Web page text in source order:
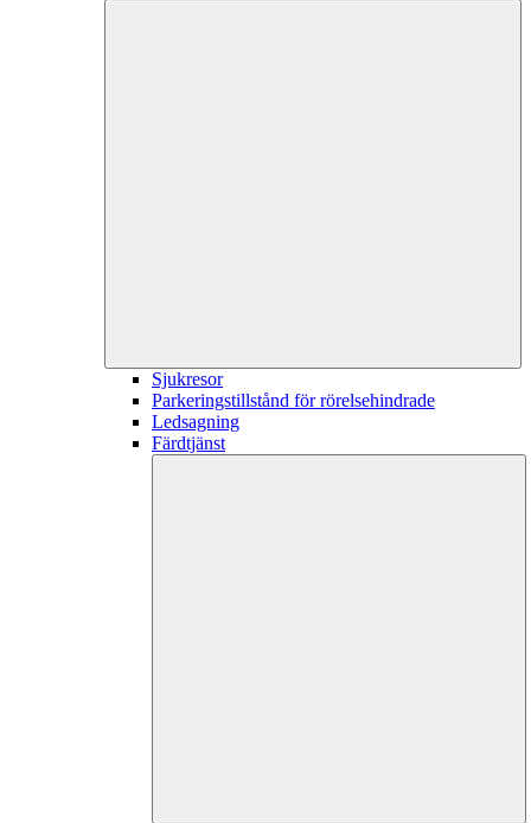
Sjukresor
Parkeringstillstånd för rörelsehindrade
Ledsagning
Färdtjänst